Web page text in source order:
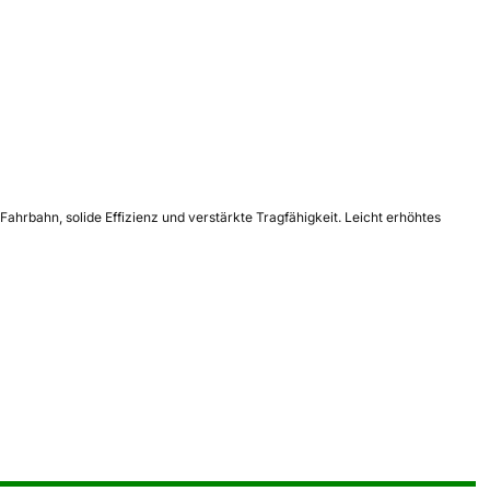
solide Effizienz und verstärkte Tragfähigkeit. Leicht erhöhtes